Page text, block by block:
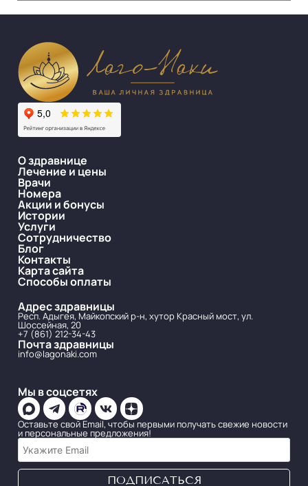
О здравнице
Лечение и цены
Врачи
Номера
Акции и бонусы
Истории
Услуги
Сотрудничество
Блог
Контакты
Карта сайта
Способы оплаты
Адрес здравницы
Респ. Адыгея, Майкопский р-н, хутор Красный мост, ул.
Шоссейная, 20
+7 (861) 212-34-43
Почта здравницы
info@lagonaki.com
Мы в соцсетях
Оставьте свой Email, чтобы первыми получать свежие новости
и персональные предложения!